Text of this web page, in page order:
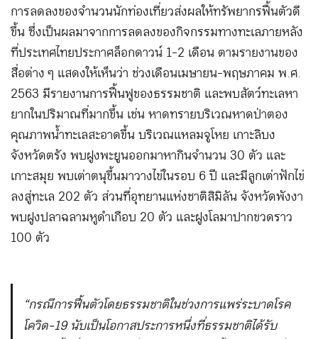
การลดลงของจำนวนนักท่องเที่ยวส่งผลให้ทรัพยากรฟื้นตัวดี
ขึ้น ซึ่งเป็นผลมาจากการลดลงของกิจกรรมทางทะเลภายหลัง
ที่ประเทศไทยประกาศล็อกดาวน์ 1-2 เดือน ตามรายงานของ
สื่อต่าง ๆ แสดงให้เห็นว่า ช่วงเดือนเมษายน-พฤษภาคม พ.ศ.
2563 มีรายงานการฟื้นฟูของธรรมชาติ และพบสัตว์ทะเลหา
ยากในปริมาณที่มากขึ้น เช่น หาดทรายบริเวณหาดป่าตอง
คุณภาพน้ำทะเลสะอาดขึ้น บริเวณแหลมจูโหย เกาะลิบง
จังหวัดตรัง พบฝูงพะยูนออกมาหากินจำนวน 30 ตัว และ
เกาะสมุย พบเต่าตนุขึ้นมาวางไข่ในรอบ 6 ปี และมีลูกเต่าฟักไข่
ลงสู่ทะเล 202 ตัว ส่วนที่อุทยานแห่งชาติสิมิลัน จังหวัดพังงา
พบฝูงปลาฉลามหูดำเกือบ 20 ตัว และฝูงโลมาปากขวดราว
100 ตัว
“กรณีการฟื้นตัวโดยธรรมชาติในช่วงการแพร่ระบาดโรค
โควิด-19 นับเป็นโอกาสประการหนึ่งที่ธรรมชาติได้รับ